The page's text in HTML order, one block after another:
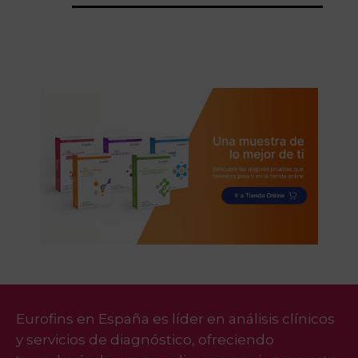
Eurofins en España es líder en análisis clínicos
y servicios de diagnóstico, ofreciendo